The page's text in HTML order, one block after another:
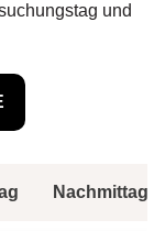
und
Nachmittag